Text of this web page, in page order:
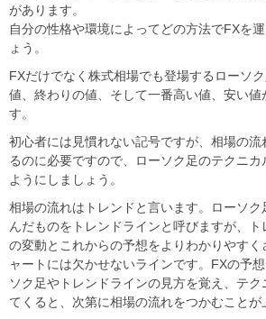
があります。
自分の性格や環境によってどの方法でFXを
ょう。
FXだけでなく株式相場でも登場するローソ
値、終わりの値、そして一番高い値、安い
す。
初心者には見慣れない記号ですが、相場の
るのに必要ですので、ローソク足のテクニカ
ようにしましょう。
相場の流れはトレンドと言います。ローソ
んだものをトレンドラインと呼びますが、
の変動とこれからの予想をよりわかりやす
ャートには欠かせないラインです。FXの予
ソク足やトレンドラインの見方を覚え、テ
てくると、次第に相場の流れをつかむことが